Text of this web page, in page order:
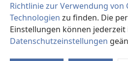
Richtlinie zur Verwendung von
Technologien zu finden. Die
Einstellungen können jederzeit
Datenschutzeinstellungen
Copyright© 2026 Watch Tower Bible and
NUTZUNGSBEDINGUNGEN|